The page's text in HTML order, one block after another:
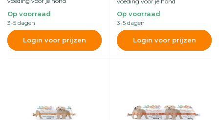
Op voorraad
3-5 dagen
Login voor prijzen
Op voorraad
3-5 dagen
Login voor prijzen